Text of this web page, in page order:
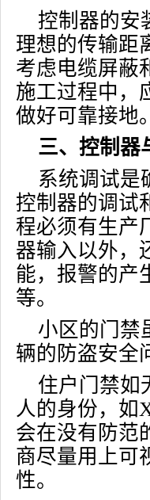
控制器的安
理想的传输距
考虑电缆屏蔽
施工过程中，
做好可靠接地。
三、控制器
系统调试是
控制器的调试
程必须有生产
器输入以外，
能，报警的产
等。
小区的门禁
辆的防盗安全
住户门禁如
人的身份，如
会在没有防范
商尽量用上可
性。